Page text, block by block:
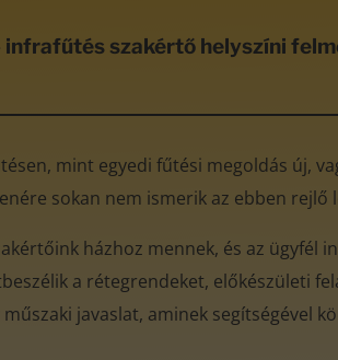
infrafűtés szakértő helyszíni
mint egyedi fűtési megoldás új,
sokan nem ismerik az ebben rejlő
házhoz mennek, és az ügyfél
a rétegrendeket, előkészületi
javaslat, aminek segítségével